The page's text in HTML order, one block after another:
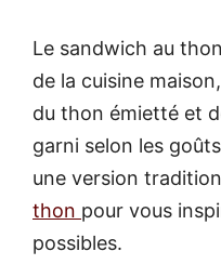
Le sandwich au
de la cuisine
du thon émietté et
garni selon les
une version
thon pour vous
possibles.